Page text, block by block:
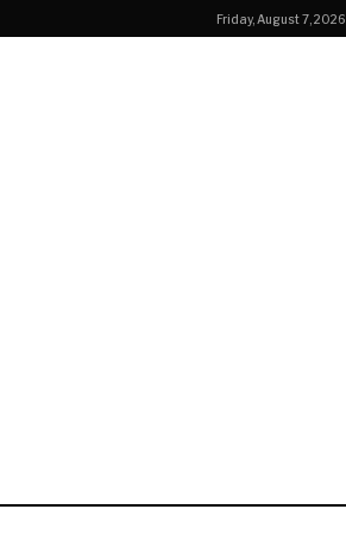
Friday, August 7, 2026